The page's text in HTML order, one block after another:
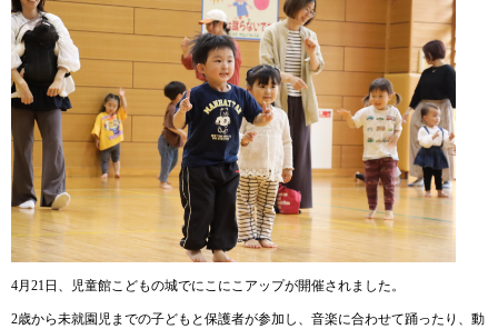
4月21日、児童館こどもの城でにこにこアップが開催されました。
2歳から未就園児までの子どもと保護者が参加し、音楽に合わせて踊ったり、動